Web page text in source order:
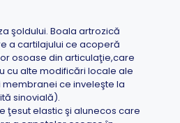
şoldului. Boala artrozică
a cartilajului ce acoperă
osoase din articulaţie,care
cu alte modificări locale ale
ce inveleşte la
sinovială).
ţesut elastic şi alunecos care